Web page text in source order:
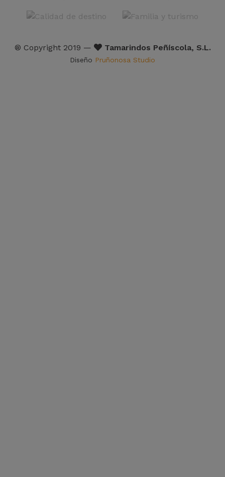
® Copyright 2019 — Tamarindos Peñíscola, S.L.
Diseño Pruñonosa Studio